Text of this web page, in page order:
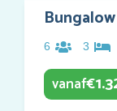
6 3
vanaf€